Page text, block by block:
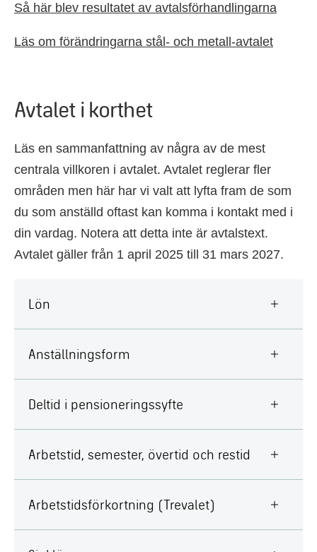
Så här blev resultatet av avtalsförhandlingarna
Läs om förändringarna stål- och metall-avtalet
Avtalet i korthet
Läs en sammanfattning av några av de mest
centrala villkoren i avtalet. Avtalet reglerar fler
områden men här har vi valt att lyfta fram de som
du som anställd oftast kan komma i kontakt med i
din vardag. Notera att detta inte är avtalstext.
Avtalet gäller från 1 april 2025 till 31 mars 2027.
Lön
Anställningsform
Deltid i pensioneringssyfte
Arbetstid, semester, övertid och restid
Arbetstidsförkortning (Trevalet)